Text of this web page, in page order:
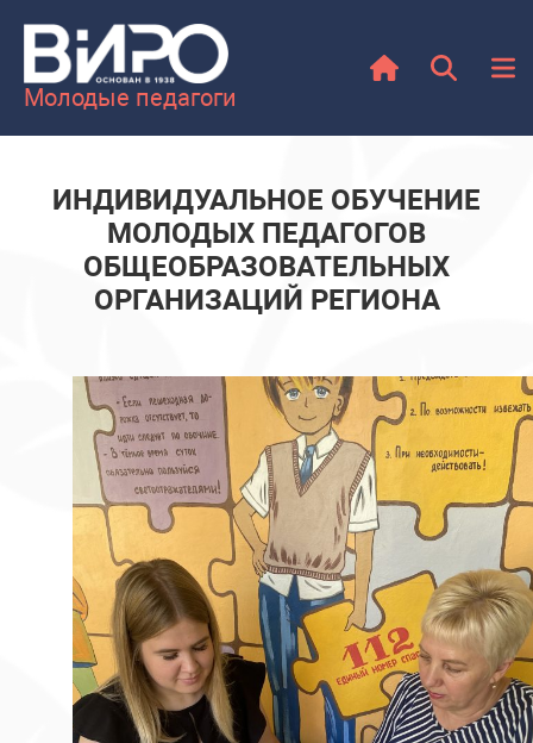
Молодые педагоги
ИНДИВИДУАЛЬНОЕ ОБУЧЕНИЕ
МОЛОДЫХ ПЕДАГОГОВ
ОБЩЕОБРАЗОВАТЕЛЬНЫХ
ОРГАНИЗАЦИЙ РЕГИОНА